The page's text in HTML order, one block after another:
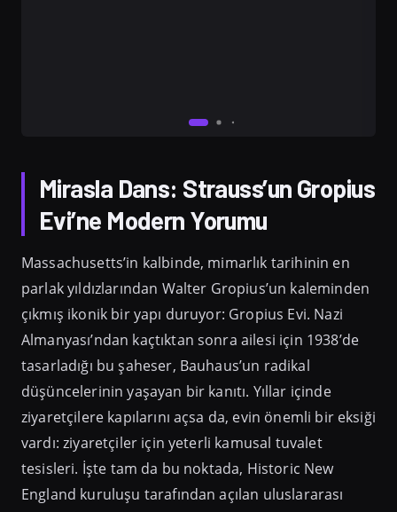
Mirasla Dans: Strauss’un Gropius
Evi’ne Modern Yorumu
Massachusetts’in kalbinde, mimarlık tarihinin en
parlak yıldızlarından Walter Gropius’un kaleminden
çıkmış ikonik bir yapı duruyor: Gropius Evi. Nazi
Almanyası’ndan kaçtıktan sonra ailesi için 1938’de
tasarladığı bu şaheser, Bauhaus’un radikal
düşüncelerinin yaşayan bir kanıtı. Yıllar içinde
ziyaretçilere kapılarını açsa da, evin önemli bir eksiği
vardı: ziyaretçiler için yeterli kamusal tuvalet
tesisleri. İşte tam da bu noktada, Historic New
England kuruluşu tarafından açılan uluslararası